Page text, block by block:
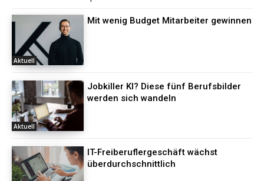
Aktuell
Mit wenig Budget Mitarbeiter gewinnen
Aktuell
Jobkiller KI? Diese fünf Berufsbilder
werden sich wandeln
IT-Freiberuflergeschäft wächst
überdurchschnittlich